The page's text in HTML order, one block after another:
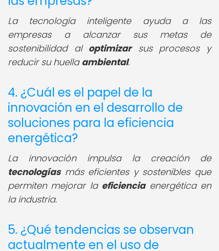
La tecnología inteligente ayuda a las
empresas a alcanzar sus metas de
sostenibilidad al optimizarsus procesos y
reducir su huella ambiental.
4. ¿Cuál es el papel de la
innovación en el desarrollo de
soluciones para la eficiencia
energética?
La innovación impulsa la creación de
tecnologíasmás eficientes y sostenibles que
permiten mejorar la eficienciaenergética en
la industria.
5. ¿Qué tendencias se observan
actualmente en el uso de